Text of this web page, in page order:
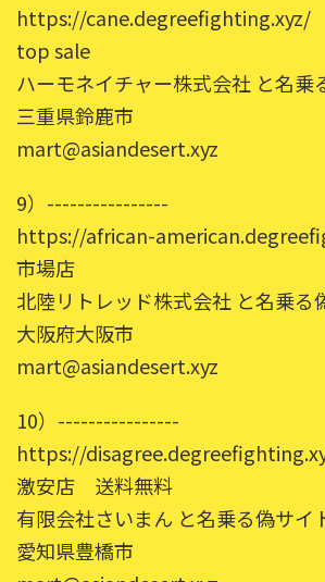
https://cane.degreefighting.xyz/
top sale
ハーモネイチャー株式会社 と名乗
三重県鈴鹿市
mart@asiandesert.xyz
9）----------------
https://african-
市場店
北陸リトレッド株式会社 と名乗る
大阪府大阪市
mart@asiandesert.xyz
10）----------------
https://
激安店 送料無料
有限会社さいまん と名乗る偽サイ
愛知県豊橋市